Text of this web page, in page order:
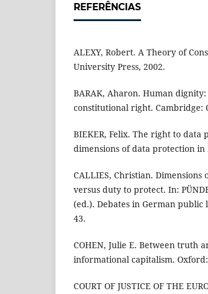
REFERÊNCIAS
ALEXY, Robert. A Theory of
University Press, 2002.
BARAK, Aharon. Human
constitutional right. Cambridge:
BIEKER, Felix. The right to
dimensions of data protection in
CALLIES, Christian.
versus duty to protect. In:
(ed.). Debates in German public
43.
COHEN, Julie E. Between truth
informational capitalism.
COURT OF JUSTICE OF THE